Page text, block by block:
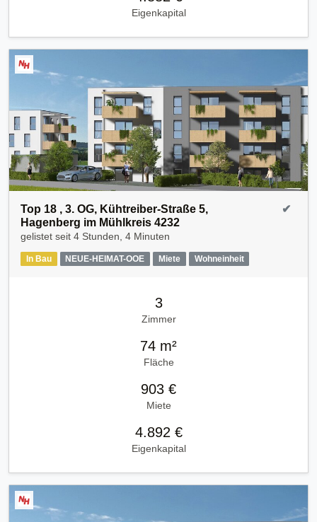
Eigenkapital
Top 18 , 3. OG, Kühtreiber-Straße 5,
Hagenberg im Mühlkreis 4232
gelistet seit 4 Stunden, 4 Minuten
In Bau NEUE-HEIMAT-OOE Miete Wohneinheit
✔
3
Zimmer
74 m²
Fläche
903 €
Miete
4.892 €
Eigenkapital